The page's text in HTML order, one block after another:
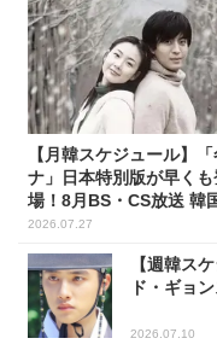
【月韓スケジュール】
ナ」日本特別版が早くも
場！8月BS・CS放送 韓
(全109選)
2026.07.27
【週韓ス
ド・ギョ
2026.07.10